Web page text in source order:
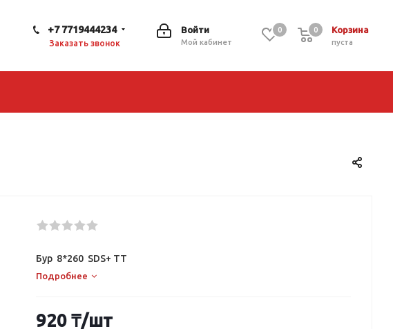
0 Корзина
0
пуста
0
Войти
Мой кабинет
+7 7719444234
Заказать звонок
Бур 8*260 SDS+ TT
Подробнее
920 ₸/шт